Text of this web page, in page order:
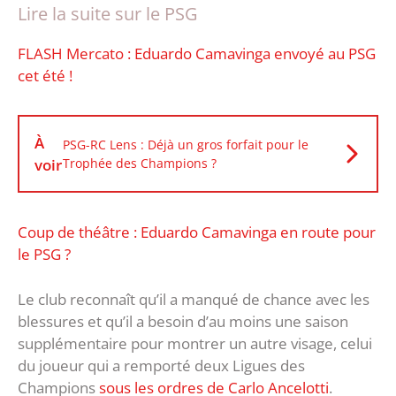
Lire la suite sur le PSG
FLASH Mercato : Eduardo Camavinga envoyé au PSG
cet été !
À
voir
PSG-RC Lens : Déjà un gros forfait pour le
Trophée des Champions ?
Coup de théâtre : Eduardo Camavinga en route pour
le PSG ?
Le club reconnaît qu’il a manqué de chance avec les
blessures et qu’il a besoin d’au moins une saison
supplémentaire pour montrer un autre visage, celui
du joueur qui a remporté deux Ligues des
Championssous les ordres de Carlo Ancelotti.